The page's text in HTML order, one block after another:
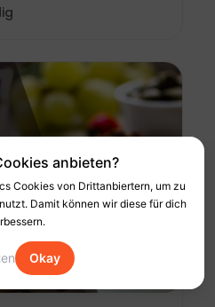
anbieten?
Cookies von Drittanbiertern, um zu
Damit können wir diese für dich
Okay